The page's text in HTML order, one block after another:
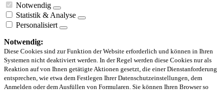
Notwendig
Statistik & Analyse
Personalisiert
Notwendig:
Diese Cookies sind zur Funktion der Website erforderlich und können in Ihren
Systemen nicht deaktiviert werden. In der Regel werden diese Cookies nur als
Reaktion auf von Ihnen getätigte Aktionen gesetzt, die einer Dienstanforderung
entsprechen, wie etwa dem Festlegen Ihrer Datenschutzeinstellungen, dem
Anmelden oder dem Ausfüllen von Formularen. Sie können Ihren Browser so